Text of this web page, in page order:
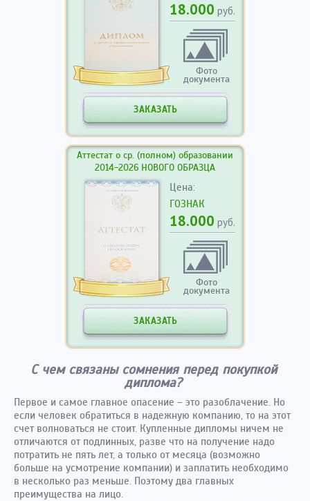
18.000 руб.
Фото
документа
ЗАКАЗАТЬ
Аттестат о ср. (полном) образовании
2014-2026 НОВОГО ОБРАЗЦА
Цена:
ГОЗНАК
18.000 руб.
Фото
документа
ЗАКАЗАТЬ
С чем связаны сомнения перед покупкой
диплома?
Первое и самое главное опасение – это разоблачение. Но
если человек обратиться в надежную компанию, то на этот
счет волноваться не стоит. Купленные дипломы ничем не
отличаются от подлинных, разве что на получение надо
потратить не пять лет, а только от месяца (возможно
больше на усмотрение компании) и заплатить необходимо
в несколько раз меньше. Поэтому два главных
преимущества на лицо.